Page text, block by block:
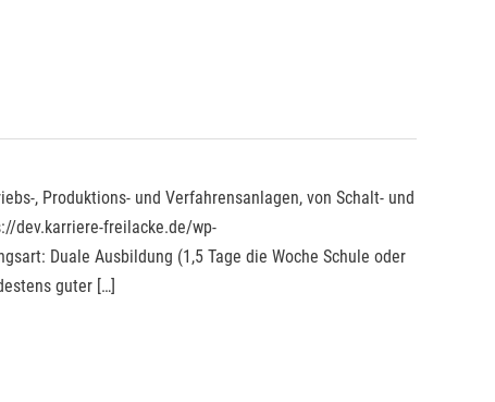
, Produktions- und Verfahrensanlagen, von Schalt- und
dev.karriere-freilacke.de/wp-
Duale Ausbildung (1,5 Tage die Woche Schule oder
guter […]